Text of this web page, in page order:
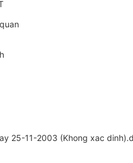
25-11-2003 (Khong xac